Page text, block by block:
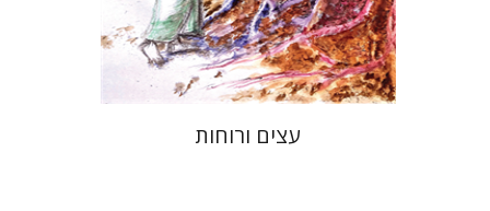
$35
$32
עצים ורוחות